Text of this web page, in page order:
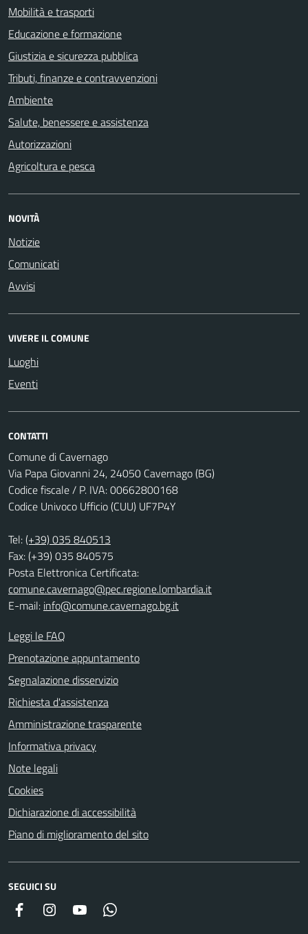
Mobilità e trasporti
Educazione e formazione
Giustizia e sicurezza pubblica
Tributi, finanze e contravvenzioni
Ambiente
Salute, benessere e assistenza
Autorizzazioni
Agricoltura e pesca
NOVITÀ
Notizie
Comunicati
Avvisi
VIVERE IL COMUNE
Luoghi
Eventi
CONTATTI
Comune di Cavernago
Via Papa Giovanni 24, 24050 Cavernago (BG)
Codice fiscale / P. IVA: 00662800168
Codice Univoco Ufficio (CUU) UF7P4Y
Tel:(+39) 035 840513
Fax: (+39) 035 840575
Posta Elettronica Certificata:
comune.cavernago@pec.regione.lombardia.it
E-mail: info@comune.cavernago.bg.it
Leggi le FAQ
Prenotazione appuntamento
Segnalazione disservizio
Richiesta d'assistenza
Amministrazione trasparente
Informativa privacy
Note legali
Cookies
Dichiarazione di accessibilità
Piano di miglioramento del sito
SEGUICI SU
Facebook InstagramYouTube